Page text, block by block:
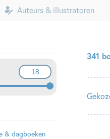
Auteurs & illustratoren
& dagboeken
341